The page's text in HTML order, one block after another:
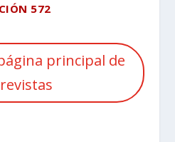
572
principal de